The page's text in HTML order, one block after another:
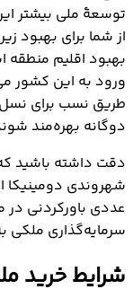
توسعۀ ملی بیشتر
از شما برای بهبود
بهبود اقلیم منطقه
ورود به این کشور
طریق نسب برای
دوگانه بهره‌مند
دقت داشته باشید
عددی باورکردنی
سرمایه‌گذاری
شرایط خرید